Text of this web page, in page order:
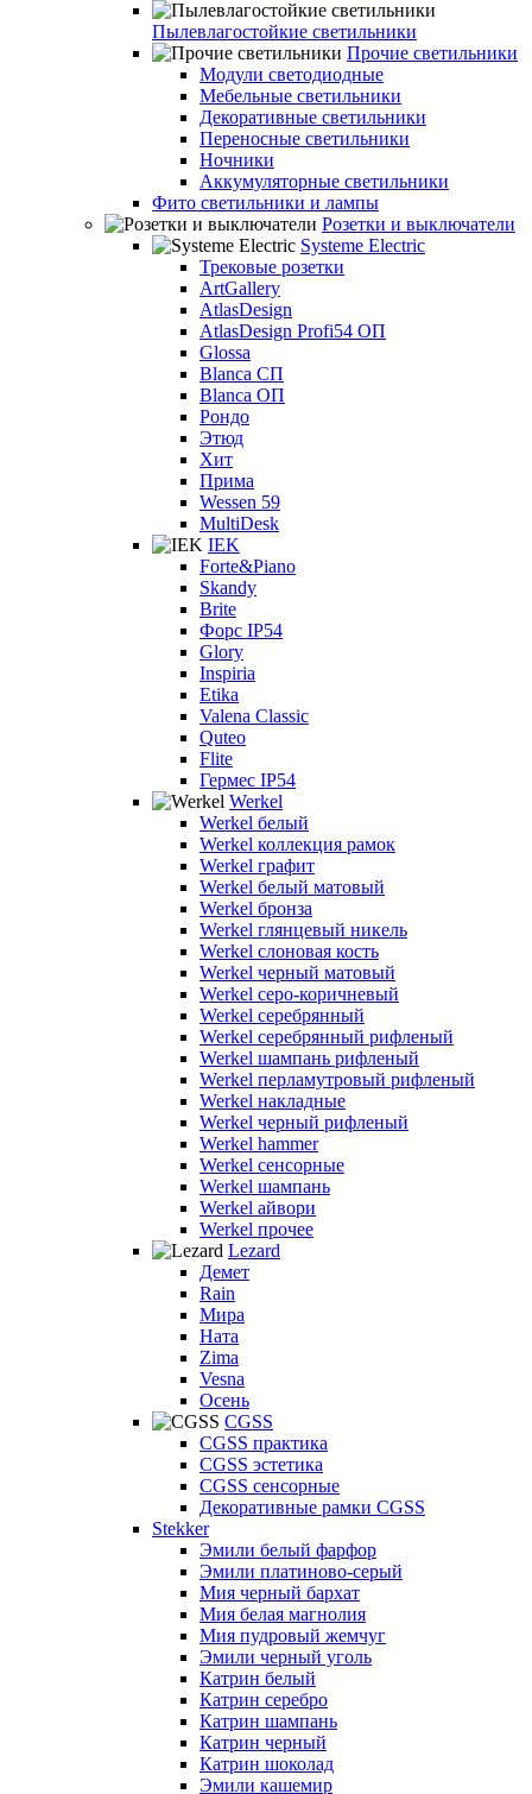
Пылевлагостойкие светильники
Прочие светильники
Модули светодиодные
Мебельные светильники
Декоративные светильники
Переносные светильники
Ночники
Аккумуляторные светильники
Фито светильники и лампы
Розетки и выключатели
Systeme Electric
Трековые розетки
ArtGallery
AtlasDesign
AtlasDesign Profi54 ОП
Glossa
Blanca СП
Blanca ОП
Рондо
Этюд
Хит
Прима
Wessen 59
MultiDesk
IEK
Forte&Piano
Skandy
Brite
Форс IP54
Glory
Inspiria
Etika
Valena Classic
Quteo
Flite
Гермес IP54
Werkel
Werkel белый
Werkel коллекция рамок
Werkel графит
Werkel белый матовый
Werkel бронза
Werkel глянцевый никель
Werkel слоновая кость
Werkel черный матовый
Werkel серо-коричневый
Werkel серебрянный
Werkel серебрянный рифленый
Werkel шампань рифленый
Werkel перламутровый рифленый
Werkel накладные
Werkel черный рифленый
Werkel hammer
Werkel сенсорные
Werkel шампань
Werkel айвори
Werkel прочее
Lezard
Демет
Rain
Мира
Ната
Zima
Vesna
Осень
CGSS
CGSS практика
CGSS эстетика
CGSS сенсорные
Декоративные рамки CGSS
Stekker
Эмили белый фарфор
Эмили платиново-серый
Мия черный бархат
Мия белая магнолия
Мия пудровый жемчуг
Эмили черный уголь
Катрин белый
Катрин серебро
Катрин шампань
Катрин черный
Катрин шоколад
Эмили кашемир